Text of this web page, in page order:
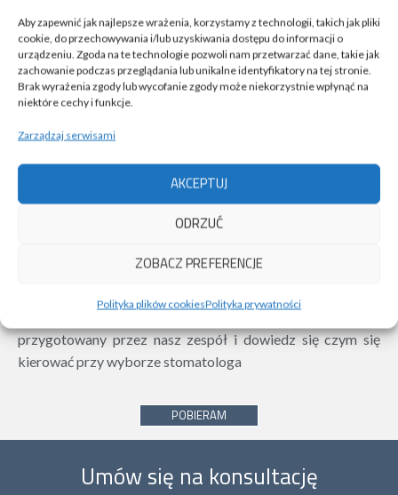
Aby zapewnić jak najlepsze wrażenia, korzystamy z technologii, takich jak pliki
cookie, do przechowywania i/lub uzyskiwania dostępu do informacji o
urządzeniu. Zgoda na te technologie pozwoli nam przetwarzać dane, takie jak
zachowanie podczas przeglądania lub unikalne identyfikatory na tej stronie.
Brak wyrażenia zgody lub wycofanie zgody może niekorzystnie wpłynąć na
niektóre cechy i funkcje.
Zarządzaj serwisami
AKCEPTUJ
ODRZUĆ
ZOBACZ PREFERENCJE
Polityka plików cookiesPolityka prywatności
Pobierz bezpłatny poradnik ekspertów
Szukasz gabinetu dla siebie i swojej rodziny? Chcesz podjąć
przygotowany przez nasz zespół i dowiedz się czym się
kierować przy wyborze stomatologa
POBIERAM
Umów się na konsultację